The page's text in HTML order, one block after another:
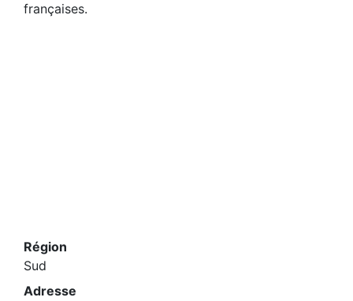
françaises.
Région
Sud
Adresse